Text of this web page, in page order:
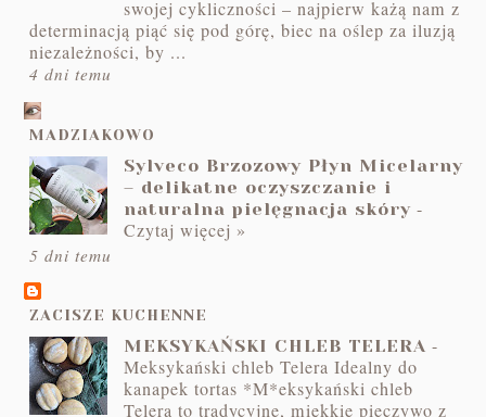
swojej cykliczności – najpierw każą nam z
determinacją piąć się pod górę, biec na oślep za iluzją
niezależności, by ...
4 dni temu
MADZIAKOWO
Sylveco Brzozowy Płyn Micelarny
– delikatne oczyszczanie i
naturalna pielęgnacja skóry -
Czytaj więcej »
5 dni temu
ZACISZE KUCHENNE
MEKSYKAŃSKI CHLEB TELERA -
Meksykański chleb Telera Idealny do
kanapek tortas *M*eksykański chleb
Telera to tradycyjne, miękkie pieczywo z